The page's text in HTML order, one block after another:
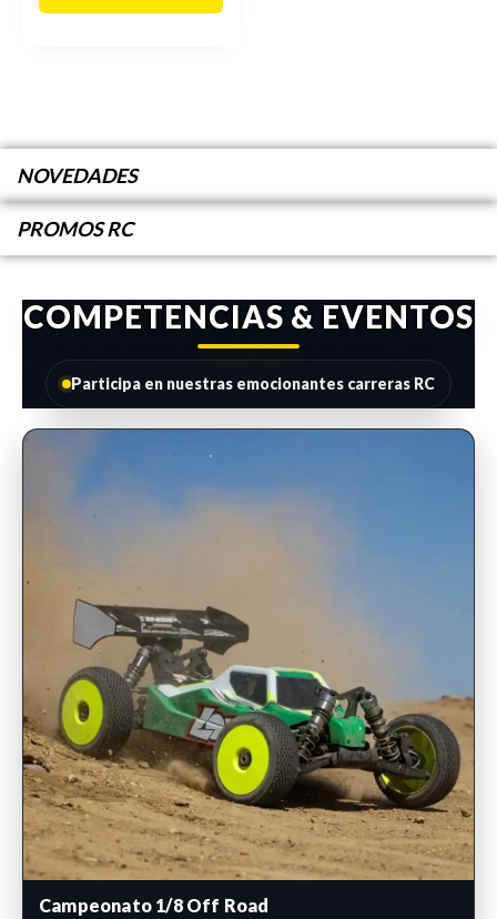
NOVEDADES
PROMOS RC
COMPETENCIAS & EVENTOS
Participa en nuestras emocionantes carreras RC
INSCRIPCIONES ABIERTAS
Campeonato 1/8 Off Road